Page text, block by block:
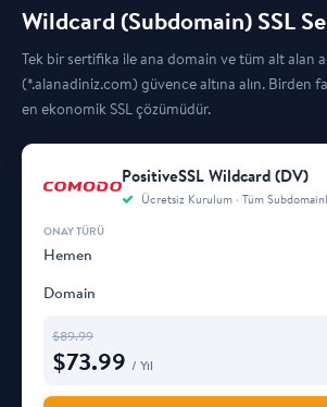
Wildcard (Subdomain) SSL
Tek bir sertifika ile ana domain ve tüm alt alan
(*.alanadiniz.com) güvence altına alın. Birden
en ekonomik SSL çözümüdür.
PositiveSSL Wildcard (DV)
Ücretsiz Kurulum · Tüm
Hemen
Domain
$89.99
$73.99 / Yıl